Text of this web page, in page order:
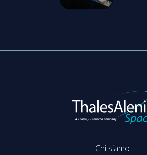
Chi siamo